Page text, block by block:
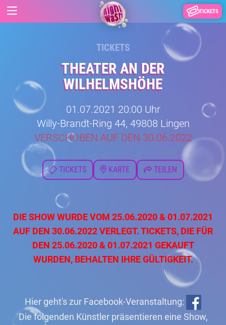
TICKETS
TICKETS
THEATER AN DER
WILHELMSHÖHE
01.07.2021 20:00 Uhr
Willy-Brandt-Ring 44, 49808 Lingen
VERSCHOBEN AUF DEN 30.06.2022
TICKETS KARTE TEILEN
DIE SHOW WURDE VOM 25.06.2020 & 01.07.2021
AUF DEN 30.06.2022 VERLEGT. TICKETS, DIE FÜR
DEN 25.06.2020 & 01.07.2021 GEKAUFT
WURDEN, BEHALTEN IHRE GÜLTIGKEIT.
Hier geht's zur Facebook-Veranstaltung:
Die folgenden Künstler präsentieren eine Show,